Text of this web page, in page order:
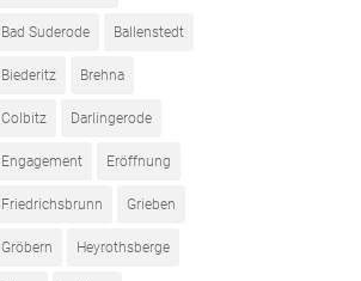
Bad Suderode Ballenstedt
Biederitz Brehna
Colbitz Darlingerode
Engagement Eröffnung
Friedrichsbrunn Grieben
Gröbern Heyrothsberge